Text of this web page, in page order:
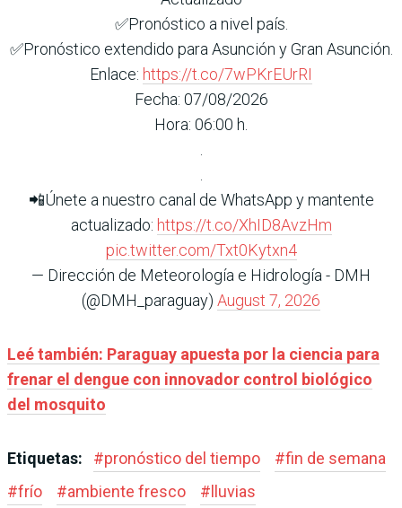
✅Pronóstico a nivel país.
✅Pronóstico extendido para Asunción y Gran Asunción.
Enlace: https://t.co/7wPKrEUrRI
Fecha: 07/08/2026
Hora: 06:00 h.
📲Únete a nuestro canal de WhatsApp y mantente
actualizado: https://t.co/XhID8AvzHm
pic.twitter.com/Txt0Kytxn4
— Dirección de Meteorología e Hidrología - DMH
(@DMH_paraguay) August 7, 2026
Leé también: Paraguay apuesta por la ciencia para
frenar el dengue con innovador control biológico
del mosquito
Etiquetas: #pronóstico del tiempo #fin de semana
#frío #ambiente fresco #lluvias